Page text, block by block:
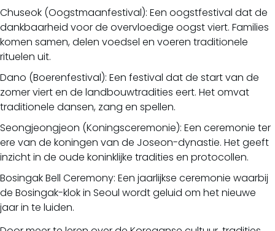
Chuseok (Oogstmaanfestival): Een oogstfestival dat de
dankbaarheid voor de overvloedige oogst viert. Families
komen samen, delen voedsel en voeren traditionele
rituelen uit.
Dano (Boerenfestival): Een festival dat de start van de
zomer viert en de landbouwtradities eert. Het omvat
traditionele dansen, zang en spellen.
Seongjeongjeon (Koningsceremonie): Een ceremonie ter
ere van de koningen van de Joseon-dynastie. Het geeft
inzicht in de oude koninklijke tradities en protocollen.
Bosingak Bell Ceremony: Een jaarlijkse ceremonie waarbij
de Bosingak-klok in Seoul wordt geluid om het nieuwe
jaar in te luiden.